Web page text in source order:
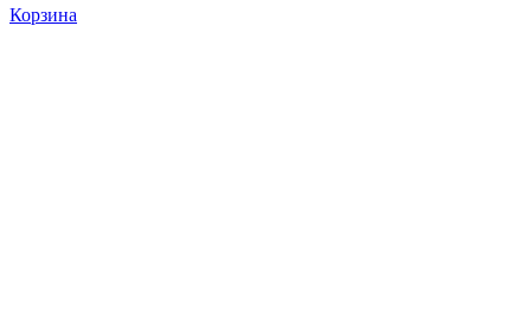
Корзина